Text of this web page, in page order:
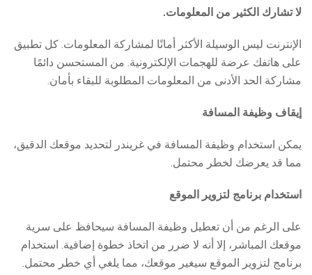
لا تشارك الكثير من المعلومات.
الإنترنت ليس الوسيلة الأكثر أمانًا لمشاركة المعلومات. كل تطبيق
على هاتفك عرضة للهجمات الإلكترونية. من المستحسن دائمًا
مشاركة الحد الأدنى من المعلومات المطلوبة للبقاء بأمان.
إيقاف وظيفة المسافة
يمكن استخدام وظيفة المسافة في غريندر لتحديد موقعك الدقيق،
مما قد يعرضك لخطر محتمل.
استخدام برنامج لتزوير الموقع
على الرغم من أن تعطيل وظيفة المسافة سيحافظ على سرية
موقعك المباشر، إلا أنه لا ضرر من اتخاذ خطوة إضافية. استخدام
برنامج لتزوير الموقع سيغير موقعك، مما يلغي أي خطر محتمل.